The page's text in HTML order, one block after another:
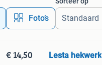
Foto’s
€ 14,50 Lesta hekwerk